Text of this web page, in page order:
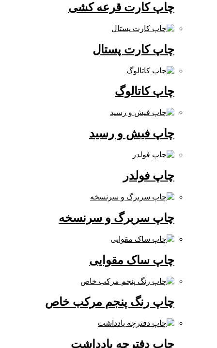
چاپ کارت قرعه کشی
چاپ کارت پستال
چاپ کاتالوگ
چاپ فیش و رسید
چاپ فولدر
چاپ سربرگ و سرنسخه
چاپ ساک مقوایی
چاپ رنگ پنجم مرکب خاص
چاپ دفترچه یادداشت